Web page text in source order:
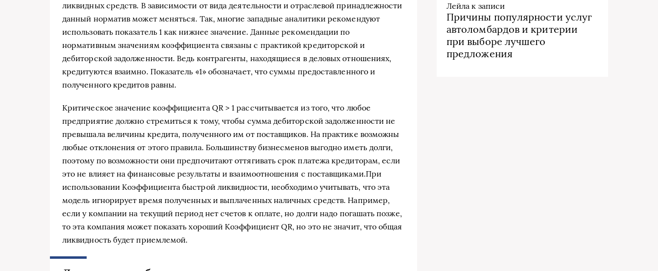
ликвидных средств. В зависимости от вида деятельности и отраслевой принадлежности
данный норматив может меняться. Так, многие западные аналитики рекомендуют
использовать показатель 1 как нижнее значение. Данные рекомендации по
нормативным значениям коэффициента связаны с практикой кредиторской и
дебиторской задолженности. Ведь контрагенты, находящиеся в деловых отношениях,
кредитуются взаимно. Показатель «1» обозначает, что суммы предоставленного и
полученного кредитов равны.
Критическое значение коэффициента QR > 1 рассчитывается из того, что любое
предприятие должно стремиться к тому, чтобы сумма дебиторской задолженности не
превышала величины кредита, полученного им от поставщиков. На практике возможны
любые отклонения от этого правила. Большинству бизнесменов выгодно иметь долги,
поэтому по возможности они предпочитают оттягивать срок платежа кредиторам, если
это не влияет на финансовые результаты и взаимоотношения с поставщиками.При
использовании Коэффициента быстрой ликвидности, необходимо учитывать, что эта
модель игнорирует время полученных и выплаченных наличных средств. Например,
если у компании на текущий период нет счетов к оплате, но долги надо погашать позже,
то эта компания может показать хороший Коэффициент QR, но это не значит, что общая
ликвидность будет приемлемой.
Лейла к записи
Причины популярности услуг
автоломбардов и критерии
при выборе лучшего
предложения